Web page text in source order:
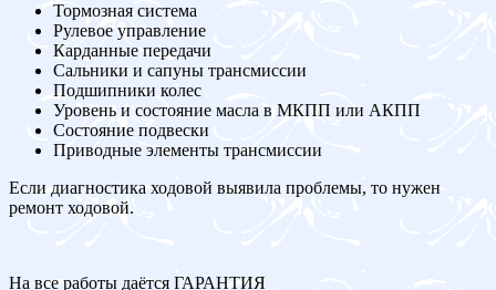
Тормозная система
Рулевое управление
Карданные передачи
Сальники и сапуны трансмиссии
Подшипники колес
Уровень и состояние масла в МКПП или АКПП
Состояние подвески
Приводные элементы трансмиссии
Если диагностика ходовой выявила проблемы, то нужен
ремонт ходовой.
На все работы даётся ГАРАНТИЯ